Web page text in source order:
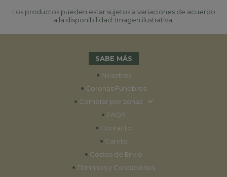
Los productos pueden estar sujetos a variaciones de acuerdo
a la disponibilidad. Imagen ilustrativa.
SABE MÁS
• Nosotros
• Coronas Fúnebres
• Comprar por zonas
• FAQS
• Contacto
• Carrito
• Costos de Envío
• Términos y Condiciones